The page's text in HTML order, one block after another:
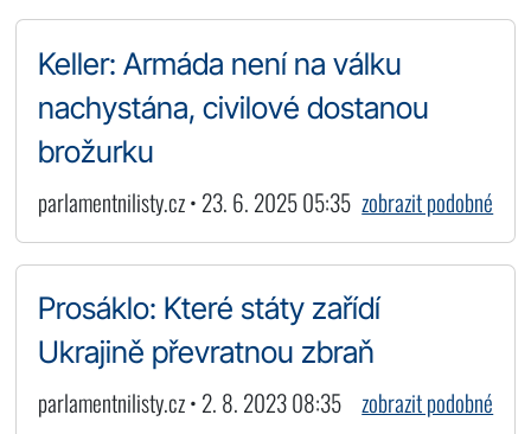
Keller: Armáda není na válku
nachystána, civilové dostanou
brožurku
parlamentnilisty.cz • 23. 6. 2025 05:35 zobrazit podobné
Prosáklo: Které státy zařídí
Ukrajině převratnou zbraň
parlamentnilisty.cz • 2. 8. 2023 08:35 zobrazit podobné